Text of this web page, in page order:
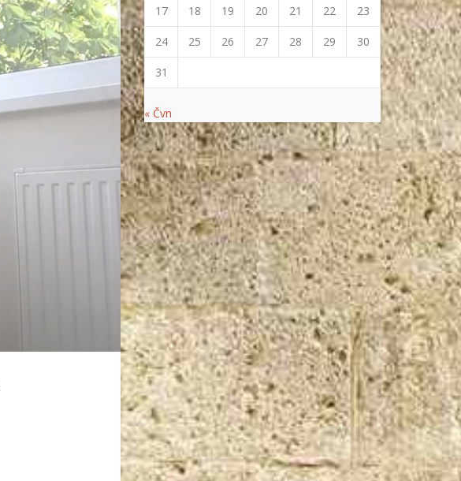
17 18 19 20 21 22 23
24 25 26 27 28 29 30
31
« Čvn